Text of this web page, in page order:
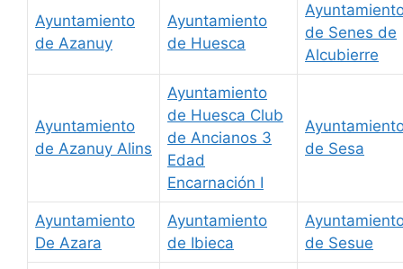
Ayuntamiento
de Azanuy
Ayuntamiento
de Huesca
de Senes de
Alcubierre
Ayuntamiento
de Azanuy Alins
Ayuntamiento
de Huesca Club
de Ancianos 3
Edad
Encarnación I
de Sesa
Ayuntamiento
De Azara
Ayuntamiento
de Ibieca
de Sesue